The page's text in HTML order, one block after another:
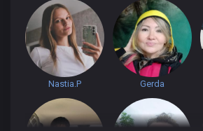
Nastia.P Gerda